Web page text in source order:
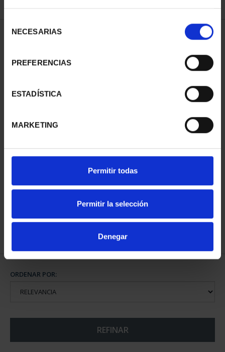
NECESARIAS
PREFERENCIAS
ESTADÍSTICA
MARKETING
Permitir todas
Permitir la selección
Denegar
1 Productos encontrados
CIUDADES PATRIMONIO
73,00 €
ORDENAR POR:
REFINAR